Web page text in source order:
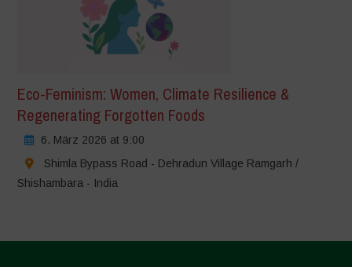
Eco-Feminism: Women, Climate Resilience &
Regenerating Forgotten Foods
6. März 2026 at 9:00
Shimla Bypass Road - Dehradun Village Ramgarh /
Shishambara - India